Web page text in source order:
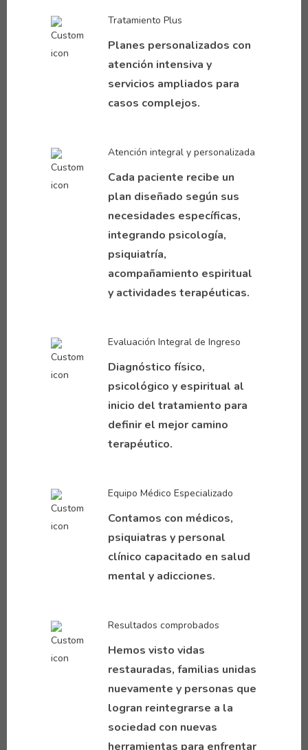
Tratamiento Plus
Planes personalizados con
atención intensiva y
servicios ampliados para
casos complejos.
Atención integral y personalizada
Cada paciente recibe un
plan diseñado según sus
necesidades específicas,
integrando psicología,
psiquiatría,
acompañamiento espiritual
y actividades terapéuticas.
Evaluación Integral de Ingreso
Diagnóstico físico,
psicológico y espiritual al
inicio del tratamiento para
definir el mejor camino
terapéutico.
Resultados comprobados
Hemos visto vidas
restauradas, familias unidas
nuevamente y personas que
logran reintegrarse a la
sociedad con nuevas
herramientas para enfrentar
Equipo Médico Especializado
Contamos con médicos,
psiquiatras y personal
clínico capacitado en salud
mental y adicciones.